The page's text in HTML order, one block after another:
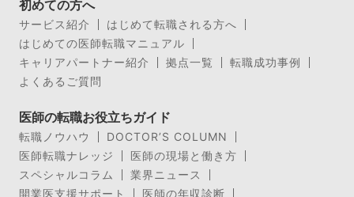
初めての方へ
サービス紹介
はじめて転職される方へ
はじめての医師転職マニュアル
キャリアパートナー紹介
拠点一覧
転職成功事例
よくあるご質問
医師の転職お役立ちガイド
転職ノウハウ
DOCTOR’S COLUMN
医師転職ナレッジ
医師の現場と働き方
スペシャルコラム
業界ニュース
開業医支援サポート
医師の年収診断